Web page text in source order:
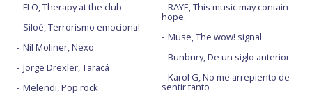
FLO, Therapy at the club
Siloé, Terrorismo emocional
Nil Moliner, Nexo
Jorge Drexler, Taracá
Melendi, Pop rock
RAYE, This music may contain
hope.
Muse, The wow! signal
Bunbury, De un siglo anterior
Karol G, No me arrepiento de
sentir tanto